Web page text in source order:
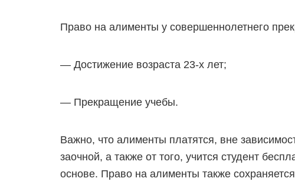
Право на алименты у совершеннолетнего
— Достижение возраста 23-х лет;
— Прекращение учебы.
Важно, что алименты платятся, вне
заочной, а также от того, учится студент
основе. Право на алименты также